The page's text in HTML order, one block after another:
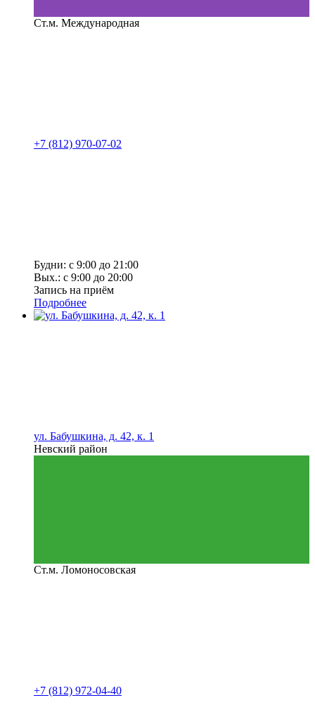
Ст.м. Международная
+7 (812) 970-07-02
Будни: с 9:00 до 21:00
Вых.: с 9:00 до 20:00
Запись на приём
Подробнее
ул. Бабушкина, д. 42, к. 1
Невский район
Ст.м. Ломоносовская
+7 (812) 972-04-40